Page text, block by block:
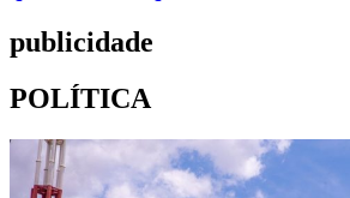
publicidade
POLÍTICA